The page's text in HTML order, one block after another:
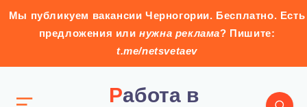
Мы публикуем вакансии Черногории. Бесплатно. Есть
предложения илинужна реклама? Пишите:
t.me/netsvetaev
Работа в